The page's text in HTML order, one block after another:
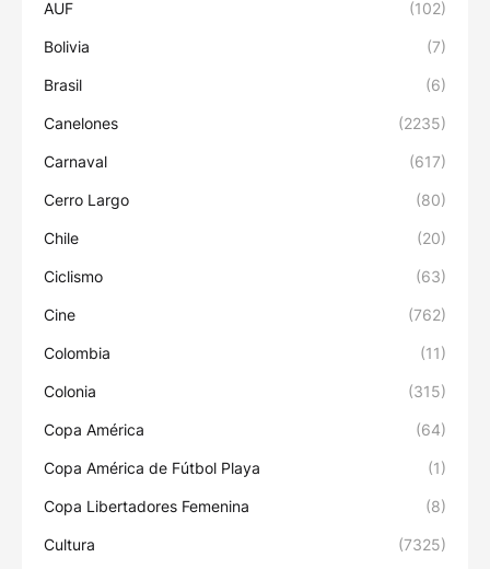
AUF (102)
Bolivia (7)
Brasil (6)
Canelones (2235)
Carnaval (617)
Cerro Largo (80)
Chile (20)
Ciclismo (63)
Cine (762)
Colombia (11)
Colonia (315)
Copa América (64)
Copa América de Fútbol Playa (1)
Copa Libertadores Femenina (8)
Cultura (7325)